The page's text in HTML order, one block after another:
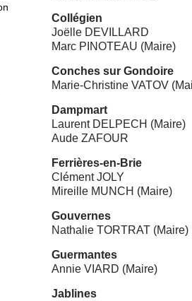
Collégien
Joëlle DEVILLARD
Marc PINOTEAU (Maire)
Conches sur Gondoire
Marie-Christine VATOV
Dampmart
Laurent DELPECH (Maire)
Aude ZAFOUR
Ferrières-en-Brie
Clément JOLY
Mireille MUNCH (Maire)
Gouvernes
Nathalie TORTRAT (Maire)
Guermantes
Annie VIARD (Maire)
Jablines